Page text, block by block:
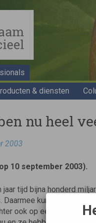
& diensten
nu heel
2003
10 september 2003).
tijd bijna honderd
kunnen later
ook op een